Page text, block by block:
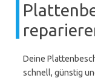
Deine
schnell, günstig